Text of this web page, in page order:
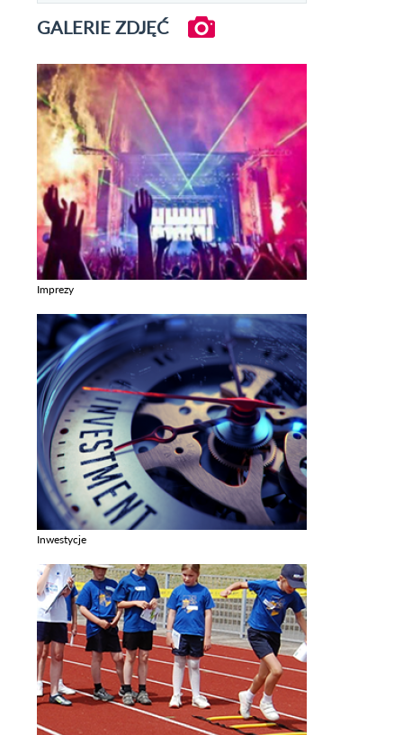
GALERIE ZDJĘĆ
Imprezy
Inwestycje